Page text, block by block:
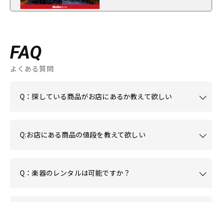
FAQ
よくある質問
Q：探している商品がお店にあるか教えて欲しい
Q:お店にある商品の値段を教えて欲しい
Q：楽器のレンタルは可能ですか？